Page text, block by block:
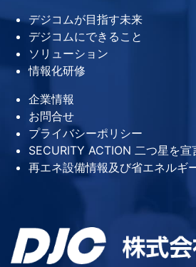
デジコムが目指す未来
デジコムにできること
ソリューション
情報化研修
企業情報
お問合せ
プライバシーポリシー
SECURITY ACTION 二つ星を宣
再エネ設備情報及び省エネルギ